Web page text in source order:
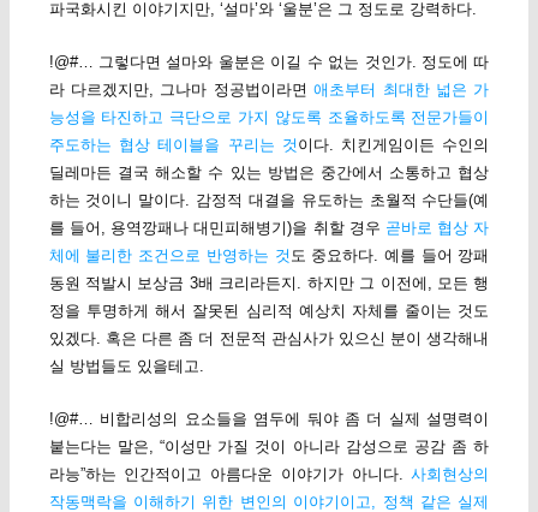
파국화시킨 이야기지만, ‘설마’와 ‘울분’은 그 정도로 강력하다.
!@#… 그렇다면 설마와 울분은 이길 수 없는 것인가. 정도에 따
라 다르겠지만, 그나마 정공법이라면애초부터 최대한 넓은 가
능성을 타진하고 극단으로 가지 않도록 조율하도록 전문가들이
주도하는 협상 테이블을 꾸리는 것 이다. 치킨게임이든 수인의
딜레마든 결국 해소할 수 있는 방법은 중간에서 소통하고 협상
하는 것이니 말이다. 감정적 대결을 유도하는 초월적 수단들(예
를 들어, 용역깡패나 대민피해병기)을 취할 경우 곧바로 협상 자
체에 불리한 조건으로 반영하는 것 도 중요하다. 예를 들어 깡패
동원 적발시 보상금 3배 크리라든지. 하지만 그 이전에, 모든 행
정을 투명하게 해서 잘못된 심리적 예상치 자체를 줄이는 것도
있겠다. 혹은 다른 좀 더 전문적 관심사가 있으신 분이 생각해내
실 방법들도 있을테고.
!@#… 비합리성의 요소들을 염두에 둬야 좀 더 실제 설명력이
붙는다는 말은, “이성만 가질 것이 아니라 감성으로 공감 좀 하
라능”하는 인간적이고 아름다운 이야기가 아니다.사회현상의
작동맥락을 이해하기 위한 변인의 이야기이고, 정책 같은 실제